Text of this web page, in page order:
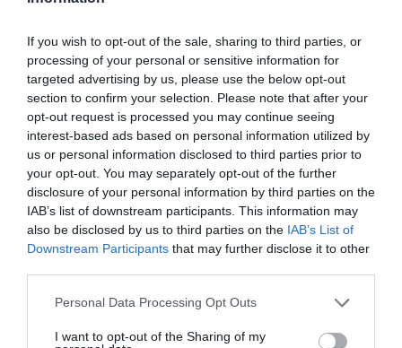
If you wish to opt-out of the sale, sharing to third parties, or
processing of your personal or sensitive information for
targeted advertising by us, please use the below opt-out
section to confirm your selection. Please note that after your
opt-out request is processed you may continue seeing
interest-based ads based on personal information utilized by
us or personal information disclosed to third parties prior to
your opt-out. You may separately opt-out of the further
disclosure of your personal information by third parties on the
IAB’s list of downstream participants. This information may
also be disclosed by us to third parties on the IAB’s List of
Downstream Participants that may further disclose it to other
Personal Data Processing Opt Outs
I want to opt-out of the Sharing of my